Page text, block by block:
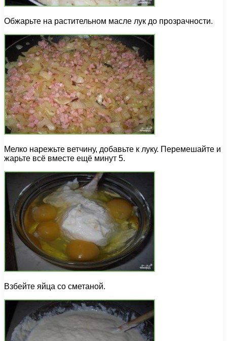
Обжарьте на растительном масле лук до прозрачности.
Мелко нарежьте ветчину, добавьте к луку. Перемешайте и
жарьте всё вместе ещё минут 5.
Взбейте яйца со сметаной.